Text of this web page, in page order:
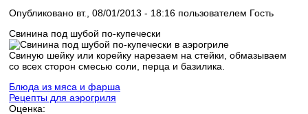
Опубликовано вт., 08/01/2013 - 18:16 пользователем Гость
Свинина под шубой по-купечески
Свиную шейку или корейку нарезаем на стейки, обмазываем
со всех сторон смесью соли, перца и базилика.
Блюда из мяса и фарша
Рецепты для аэрогриля
Оценка: